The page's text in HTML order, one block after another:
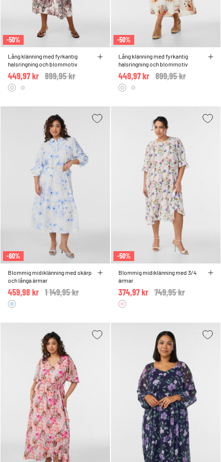
-50%
Lång klänning med fyrkantig
halsringning och blommotiv
Price reduced from
899,95 kr
449,97 kr
-50%
Lång klänning med fyrkantig
halsringning och blommotiv
Price reduced from
899,95 kr
449,97 kr
-60%
Blommig midiklänning med skärp
och långa ärmar
Price reduced from
1 149,95 kr
459,98 kr
-50%
Blommig midiklänning med 3/4
ärmar
Price reduced from
749,95 kr
374,97 kr